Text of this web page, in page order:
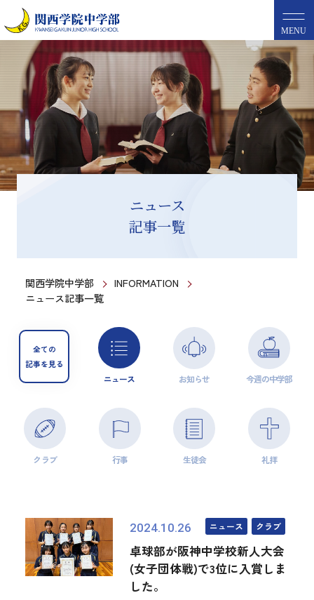
MENU
ニュース
記事一覧
関西学院中学部
INFORMATION
ニュース記事一覧
全ての
記事を見る
ニュース お知らせ 今週の中学部
クラブ 行事 生徒会 礼拝
2024.10.26 ニュース クラブ
卓球部が阪神中学校新人大会
(女子団体戦)で3位に入賞しま
した。